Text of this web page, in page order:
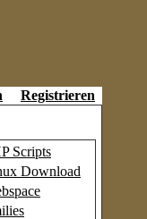
Registrieren
Scripts
Download